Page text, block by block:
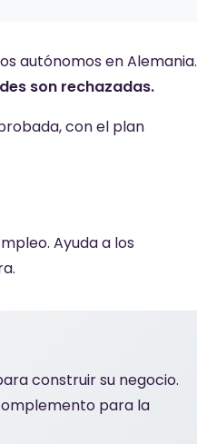
autónomos en Alemania.
son rechazadas.
con el plan
Ayuda a los
construir su negocio.
para la